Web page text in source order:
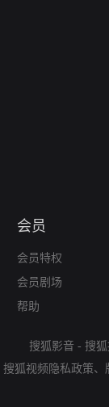
会员
会员特权
会员剧场
帮助
搜狐影音 - 搜
搜狐视频隐私政策、